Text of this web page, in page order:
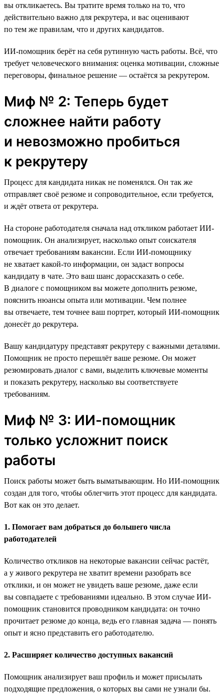
вы откликаетесь. Вы тратите время только на то, что
действительно важно для рекрутера, и вас оценивают
по тем же правилам, что и других кандидатов.
ИИ-помощник берёт на себя рутинную часть работы. Всё, что
требует человеческого внимания: оценка мотивации, сложные
переговоры, финальное решение — остаётся за рекрутером.
Миф № 2: Теперь будет
сложнее найти работу
и невозможно пробиться
к рекрутеру
Процесс для кандидата никак не поменялся. Он так же
отправляет своё резюме и сопроводительное, если требуется,
и ждёт ответа от рекрутера.
На стороне работодателя сначала над откликом работает ИИ-
помощник. Он анализирует, насколько опыт соискателя
отвечает требованиям вакансии. Если ИИ-помощнику
не хватает какой-то информации, он задаст вопросы
кандидату в чате. Это ваш шанс дорассказать о себе.
В диалоге с помощником вы можете дополнить резюме,
пояснить нюансы опыта или мотивации. Чем полнее
вы отвечаете, тем точнее ваш портрет, который ИИ-помощник
донесёт до рекрутера.
Вашу кандидатуру представят рекрутеру с важными деталями.
Помощник не просто перешлёт ваше резюме. Он может
резюмировать диалог с вами, выделить ключевые моменты
и показать рекрутеру, насколько вы соответствуете
требованиям.
Миф № 3: ИИ-помощник
только усложнит поиск
работы
Поиск работы может быть выматывающим. Но ИИ-помощник
создан для того, чтобы облегчить этот процесс для кандидата.
Вот как он это делает.
1. Помогает вам добраться до большего числа
работодателей
Количество откликов на некоторые вакансии сейчас растёт,
а у живого рекрутера не хватит времени разобрать все
отклики, и он может не увидеть ваше резюме, даже если
вы совпадаете с требованиями идеально. В этом случае ИИ-
помощник становится проводником кандидата: он точно
прочитает резюме до конца, ведь его главная задача — понять
опыт и ясно представить его работодателю.
2. Расширяет количество доступных вакансий
Помощник анализирует ваш профиль и может присылать
подходящие предложения, о которых вы сами не узнали бы.